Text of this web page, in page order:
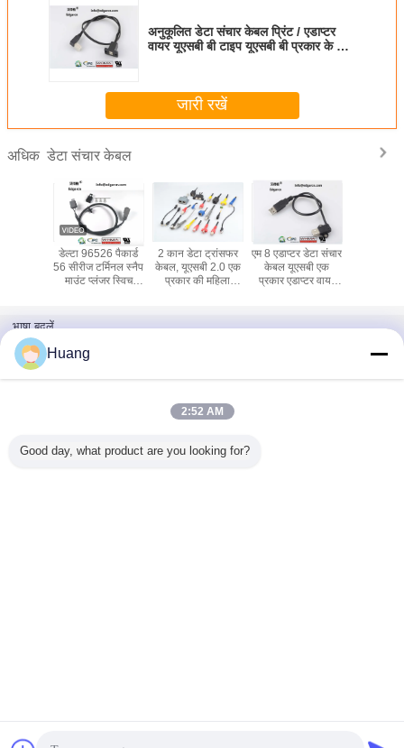
अनुकूलित डेटा संचार केबल प्रिंट / एडाप्टर
वायर यूएसबी बी टाइप यूएसबी बी प्रकार के लिए
जारी रखें
अधिक डेटा संचार केबल
डेल्टा 96526 पैकार्ड
56 सीरीज टर्मिनल स्नैप
माउंट प्लंजर स्विच
2 कान डेटा ट्रांसफर
केबल, यूएसबी 2.0 एक
प्रकार की महिला
एम 8 एडाप्टर डेटा संचार
केबल यूएसबी एक
प्रकार एडाप्टर वायर
भाषा बदलें
Hindi
डेस्कटॉप देखें
Huang
2:52 AM
Good day, what product are you looking for?